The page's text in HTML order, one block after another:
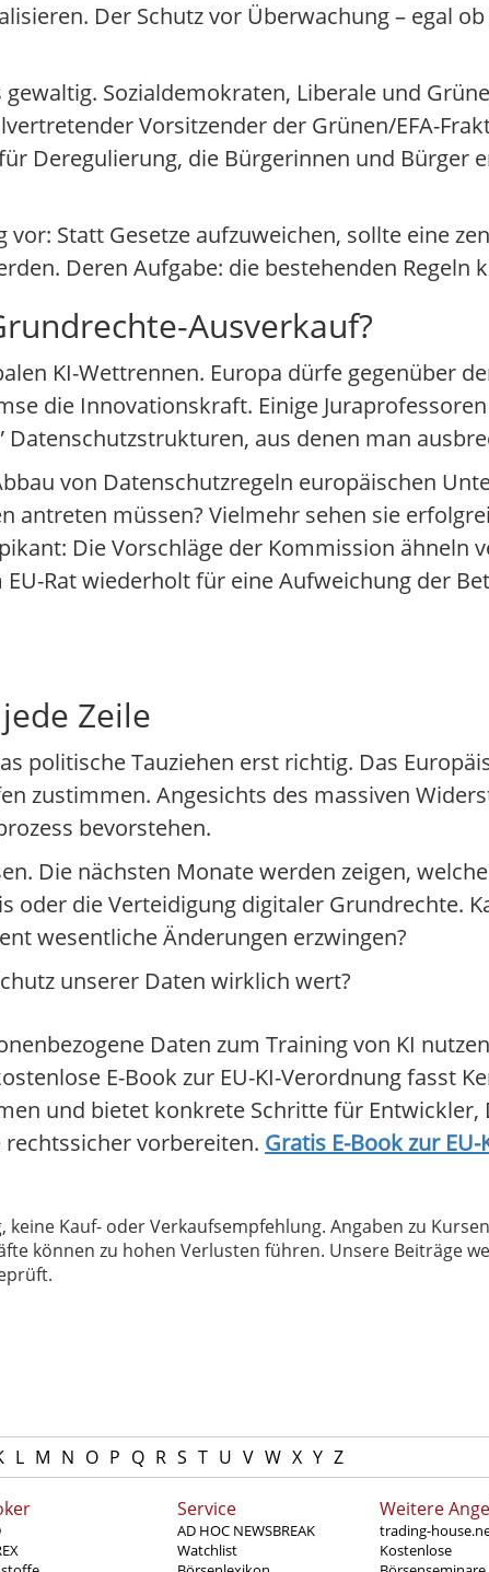
Der Schutz vor Überwachung – egal
Sozialdemokraten, Liberale und
Vorsitzender der Grünen/EFA-
Deregulierung, die Bürgerinnen und Bürger
Statt Gesetze aufzuweichen, sollte eine
Deren Aufgabe: die bestehenden Regeln
Ausverkauf?
KI-Wettrennen. Europa dürfe gegenüber
die Innovationskraft. Einige
aus denen man
von Datenschutzregeln europäischen
antreten müssen? Vielmehr sehen sie
Die Vorschläge der Kommission ähneln
Rat wiederholt für eine Aufweichung der
Zeile
politische Tauziehen erst richtig. Das
zustimmen. Angesichts des massiven
bevorstehen.
Die nächsten Monate werden zeigen,
oder die Verteidigung digitaler Grundrechte.
wesentliche Änderungen erzwingen?
unserer Daten wirklich wert?
Daten zum Training von KI
E-Book zur EU-KI-Verordnung fasst
und bietet konkrete Schritte für
rechtssicher vorbereiten. Gratis E-Book zur
Kauf- oder Verkaufsempfehlung. Angaben zu
können zu hohen Verlusten führen. Unsere Beiträge
L M N O P Q R S T U V W X Y Z
Service
AD HOC NEWSBREAK
Watchlist
Weitere
trading-
Kostenlose